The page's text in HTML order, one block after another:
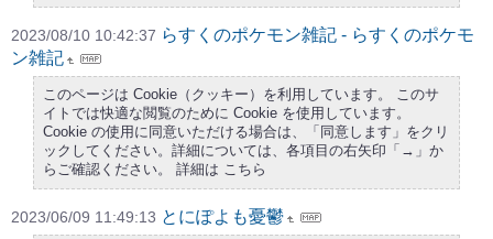
2023/08/10 10:42:37 らすくのポケモン雑記 - らすくのポケモ
ン雑記
このページは Cookie（クッキー）を利用しています。 このサ
イトでは快適な閲覧のために Cookie を使用しています。
Cookie の使用に同意いただける場合は、「同意します」をクリ
ックしてください。詳細については、各項目の右矢印「→」か
らご確認ください。 詳細は こちら
2023/06/09 11:49:13 とにぽよも憂鬱